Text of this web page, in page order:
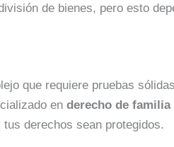
de bienes, pero esto
que requiere pruebas
enderecho de familia
derechos sean protegidos.